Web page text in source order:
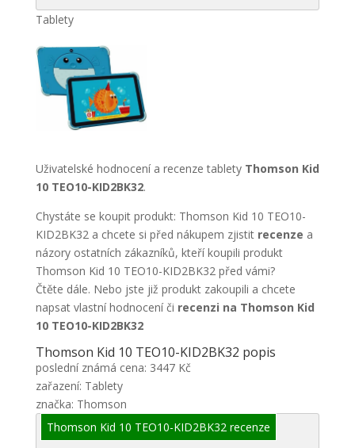
Tablety
Uživatelské hodnocení a recenze tablety Thomson Kid
10 TEO10-KID2BK32.
Chystáte se koupit produkt: Thomson Kid 10 TEO10-
KID2BK32 a chcete si před nákupem zjistit recenze a
názory ostatních zákazníků, kteří koupili produkt
Thomson Kid 10 TEO10-KID2BK32 před vámi?
Čtěte dále. Nebo jste již produkt zakoupili a chcete
napsat vlastní hodnocení či recenzi na Thomson Kid
10 TEO10-KID2BK32
Thomson Kid 10 TEO10-KID2BK32 popis
poslední známá cena: 3447 Kč
zařazení: Tablety
značka: Thomson
Thomson Kid 10 TEO10-KID2BK32 recenze